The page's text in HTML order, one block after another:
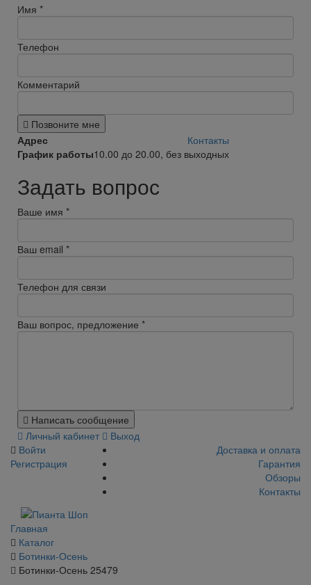
Имя *
Телефон
Комментарий
Позвоните мне
Адрес
Контакты
График работы10.00 до 20.00, без выходных
Задать вопрос
Ваше имя *
Ваш email *
Телефон для связи
Ваш вопрос, предложение *
Написать сообщение
Личный кабинет
Выход
Войти
Регистрация
Доставка и оплата
Гарантия
Обзоры
Контакты
Главная
Каталог
Ботинки-Осень
Ботинки-Осень 25479